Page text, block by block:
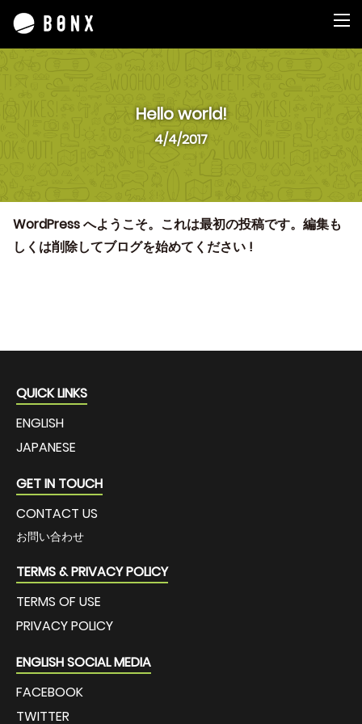
Hello world!
4/4/2017
WordPress へようこそ。これは最初の投稿です。編集も
しくは削除してブログを始めてください !
QUICK LINKS
ENGLISH
JAPANESE
GET IN TOUCH
CONTACT US
お問い合わせ
TERMS & PRIVACY POLICY
TERMS OF USE
PRIVACY POLICY
ENGLISH SOCIAL MEDIA
FACEBOOK
TWITTER